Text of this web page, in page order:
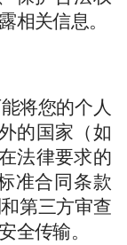
相关信息。
将您的个人
的国家（如
法律要求的
准合同条款
第三方审查
全传输。